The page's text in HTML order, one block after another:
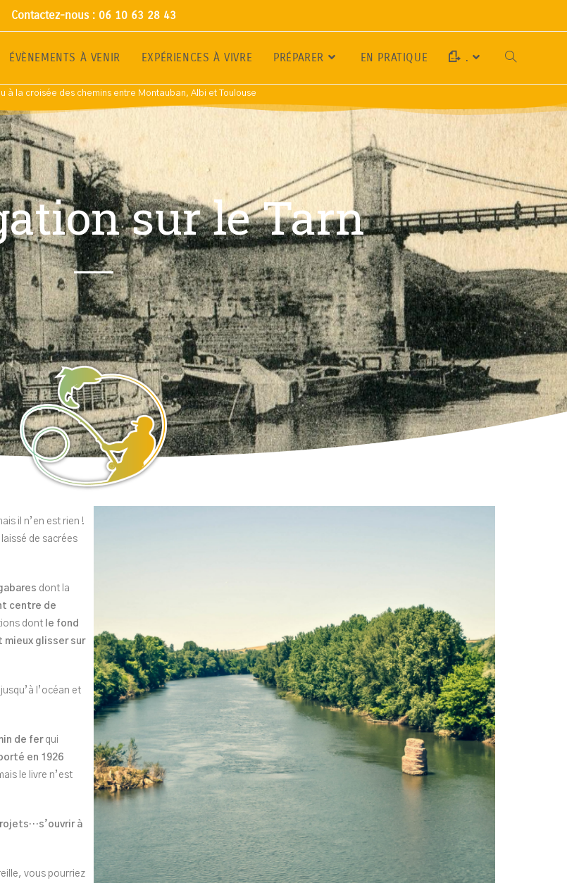
Contactez-nous : 06 10 63 28 43
ÉVÈNEMENTS À VENIR EXPÉRIENCES À VIVRE PRÉPARER EN PRATIQUE .
à la croisée des chemins entre Montauban, Albi et Toulouse
sur le Tarn
il n’en est rien !
de sacrées
dont la
centre de
dont le fond
glisser sur
l’océan et
de ferqui
en 1926
le livre n’est
à
vous pourriez